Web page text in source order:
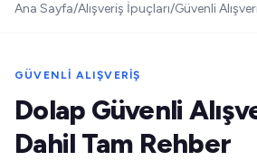
Ana Sayfa/Alışveriş İpuçları/Güvenli
GÜVENLI ALIŞVERIŞ
Dolap Güvenli
Dahil Tam Rehber